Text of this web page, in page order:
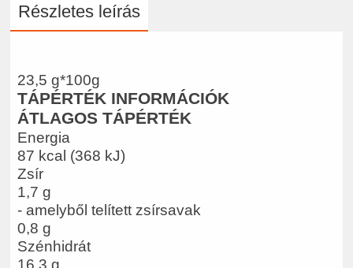
Részletes leírás
23,5 g*100g
TÁPÉRTÉK INFORMÁCIÓK
ÁTLAGOS TÁPÉRTÉK
Energia
87 kcal (368 kJ)
Zsír
1,7 g
- amelyből telített zsírsavak
0,8 g
Szénhidrát
16,3 g